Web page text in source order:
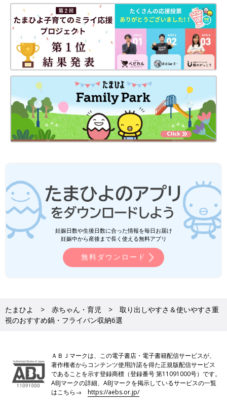
妊娠日数や生後日数に合った情報を毎日お届け
妊娠中から産後まで長く使える無料アプリ
無料ダウンロード
たまひよ 赤ちゃん・育児
取り出しやすさ＆使いやすさ重
視のおすすめ鍋・フライパン収納6選
ＡＢＪマークは、この電子書店・電子書籍配信サービスが、
著作権者からコンテンツ使用許諾を得た正規版配信サービス
であることを示す登録商標（登録番号 第11091000号）です。
ABJマークの詳細、ABJマークを掲示しているサービスの一覧
はこちら→https://aebs.or.jp/